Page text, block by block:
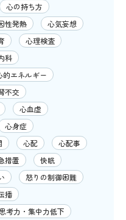
心の持ち方
性発熱
心気妄想
心理検査
科
的エネルギー
不交
心血虚
心身症
心配
心配事
措置
快眠
怒りの制御困難
播
思考力・集中力低下